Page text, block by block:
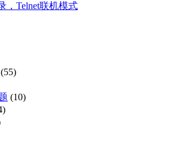
，Telnet联机模式
(55)
(10)